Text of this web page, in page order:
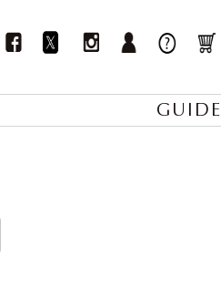
GUIDE